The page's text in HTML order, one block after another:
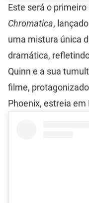
Este será o
Chromatica,
uma mistura única
dramática,
Quinn e a sua
filme,
Phoenix, estreia